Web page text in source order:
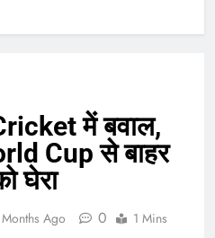
में बवाल,
Cup से बाहर
घेरा
Ago 0 1 Mins